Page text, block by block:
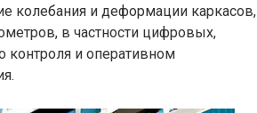
колебания и деформации каркасов,
в частности цифровых,
контроля и оперативном